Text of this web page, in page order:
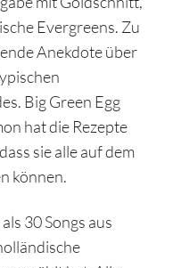
Evergreens. Zu
Anekdote über
Big Green Egg
hat die Rezepte
sie alle auf dem
können.
30 Songs aus